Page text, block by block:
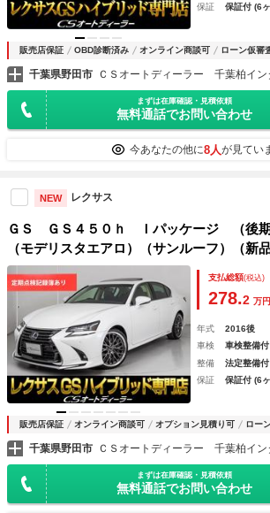
保証
保証付 (6
販売店保証 OBD診断済み オンライン商談可 ローン仮審
千葉県野田市
まずは在庫確認・見積依頼
無料通話でお問い合わせ
今あなたの他に8人が見てい
NEW レクサス
ＧＳ ＧＳ４５０ｈ Ｉパッケージ （後期
（モデリスタエアロ）（サンルーフ）（新
タイヤ）（全画面ＳＤナビ）（プリクラ＆
（ＢＳＭ）（クリアランスソナー）（パワ
房シート）
支払総額(税込)
278.2 万円
年式 2016後
車検
車検整備付
整備
法定整備付
保証
保証付 (6
販売店保証 オンライン商談可 オプション見積り可 ロー
千葉県野田市
まずは在庫確認・見積依頼
無料通話でお問い合わせ